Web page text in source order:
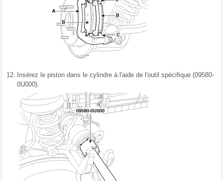
12. Insérez le piston dans le cylindre à l'aide de l'outil spécifique (09580-
0U000).